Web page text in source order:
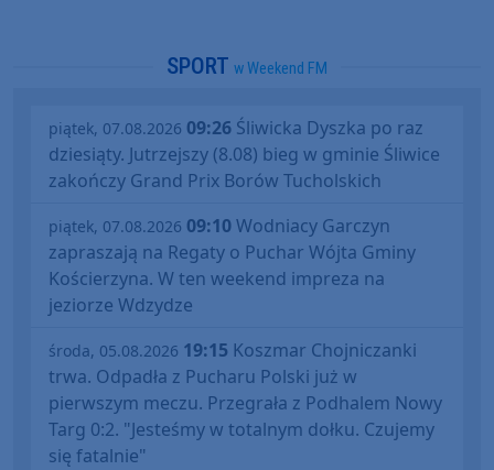
SPORT w Weekend FM
piątek, 07.08.2026 09:26 Śliwicka Dyszka po raz
dziesiąty. Jutrzejszy (8.08) bieg w gminie Śliwice
zakończy Grand Prix Borów Tucholskich
piątek, 07.08.2026 09:10Wodniacy Garczyn
zapraszają na Regaty o Puchar Wójta Gminy
Kościerzyna. W ten weekend impreza na
jeziorze Wdzydze
środa, 05.08.2026 19:15 Koszmar Chojniczanki
trwa. Odpadła z Pucharu Polski już w
pierwszym meczu. Przegrała z Podhalem Nowy
Targ 0:2. "Jesteśmy w totalnym dołku. Czujemy
się fatalnie"